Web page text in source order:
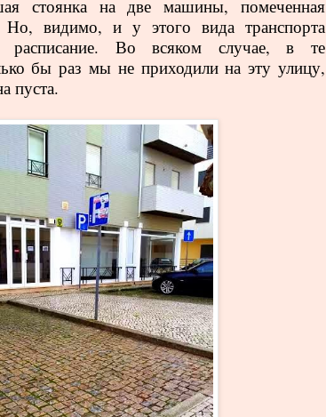
стоянка на две машины, помеченная
Но, видимо, и у этого вида транспорта
расписание. Во всяком случае, в те
бы раз мы не приходили на эту улицу,
пуста.